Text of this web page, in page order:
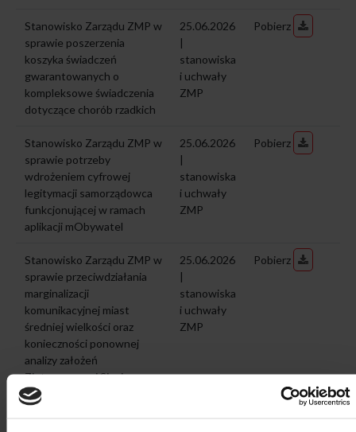
Stanowisko Zarządu ZMP w
sprawie poszerzenia
koszyka świadczeń
gwarantowanych o
kompleksowe świadczenia
dotyczące chorób rzadkich
25.06.2026
|
stanowiska
i uchwały
ZMP
Pobierz
Stanowisko Zarządu ZMP w
sprawie potrzeby
wdrożeniem cyfrowej
legitymacji samorządowca
funkcjonującej w ramach
aplikacji mObywatel
25.06.2026
|
stanowiska
i uchwały
ZMP
Pobierz
Stanowisko Zarządu ZMP w
sprawie przeciwdziałania
marginalizacji
komunikacyjnej miast
średniej wielkości oraz
konieczności ponownej
analizy założeń
Zintegrowanej Sieci
Kolejowej
25.06.2026
|
stanowiska
i uchwały
ZMP
Pobierz